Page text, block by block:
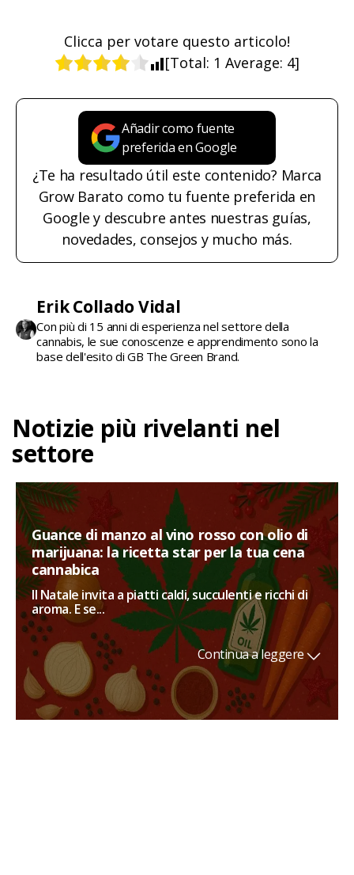
Clicca per votare questo articolo!
[Total: 1 Average: 4]
Añadir como fuente
preferida en Google
¿Te ha resultado útil este contenido? Marca
Grow Barato como tu fuente preferida en
Google y descubre antes nuestras guías,
novedades, consejos y mucho más.
Erik Collado Vidal
Con più di 15 anni di esperienza nel settore della
cannabis, le sue conoscenze e apprendimento sono la
base dell'esito di GB The Green Brand.
Notizie più rivelanti nel
settore
Guance di manzo al vino rosso con olio di
marijuana: la ricetta star per la tua cena
cannabica
Il Natale invita a piatti caldi, succulenti e ricchi di
aroma. E se...
Continua a leggere